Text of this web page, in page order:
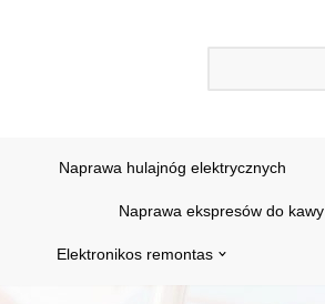
Naprawa hulajnóg elektrycznych
Naprawa ekspresów do kawy
Elektronikos remontas